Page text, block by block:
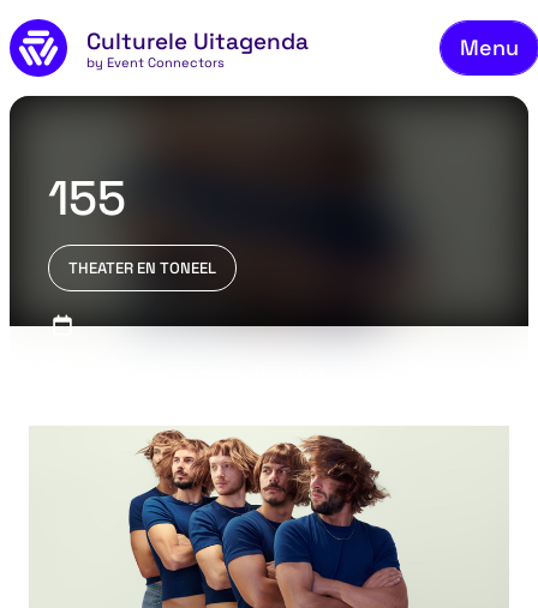
Skip to main content
Culturele Uitagenda
by Event Connectors
Menu
155
THEATER EN TONEEL